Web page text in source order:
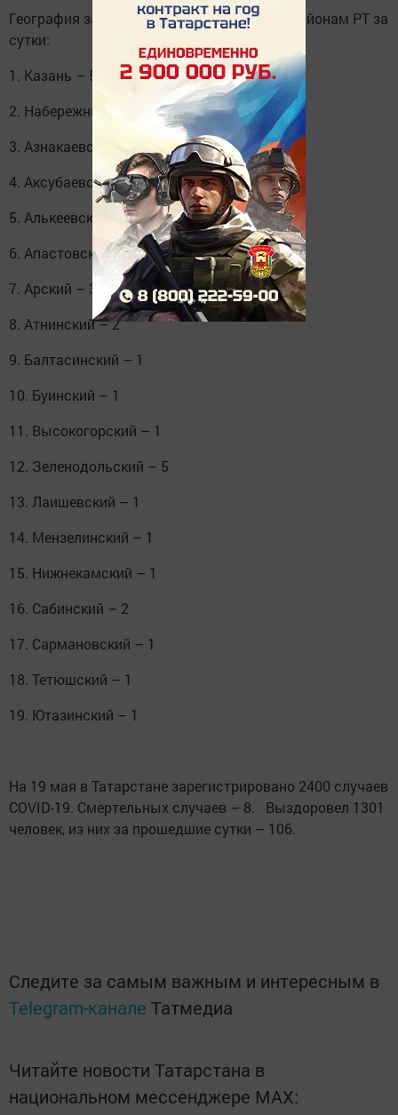
География заболеваемости по городам и районам РТ за
сутки:
1. Казань – 51
2. Набережные Челны – 12
3. Азнакаевский – 1
4. Аксубаевский – 1
5. Алькеевский – 1
6. Апастовский – 1
7. Арский – 3
8. Атнинский – 2
9. Балтасинский – 1
10. Буинский – 1
11. Высокогорский – 1
12. Зеленодольский – 5
13. Лаишевский – 1
14. Мензелинский – 1
15. Нижнекамский – 1
16. Сабинский – 2
17. Сармановский – 1
18. Тетюшский – 1
19. Ютазинский – 1
На 19 мая в Татарстане зарегистрировано 2400 случаев
COVID-19. Смертельных случаев – 8. Выздоровел 1301
человек, из них за прошедшие сутки – 106.
Следите за самым важным и интересным в
Telegram-канале Татмедиа
Читайте новости Татарстана в
национальном мессенджере MАХ: